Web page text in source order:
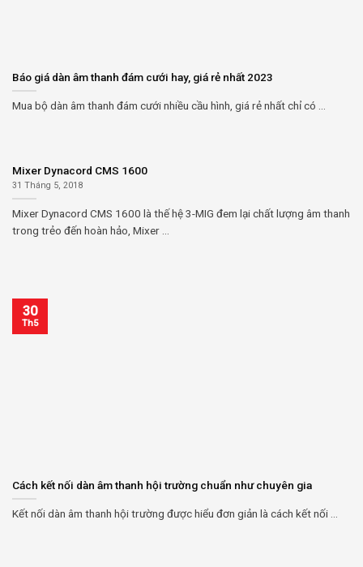
Báo giá dàn âm thanh đám cưới hay, giá rẻ nhất 2023
Mua bộ dàn âm thanh đám cưới nhiều cầu hình, giá rẻ nhất chỉ có ...
Mixer Dynacord CMS 1600
31 Tháng 5, 2018
Mixer Dynacord CMS 1600 là thế hệ 3-MIG đem lại chất lượng âm thanh
trong trẻo đến hoàn hảo, Mixer ...
Cách kết nối dàn âm thanh hội trường chuẩn như chuyên gia
Kết nối dàn âm thanh hội trường được hiểu đơn giản là cách kết nối ...
30
Th5